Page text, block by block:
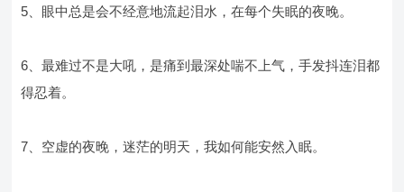
5、眼中总是会不经意地流起泪水，在每个失眠的夜晚。
6、最难过不是大吼，是痛到最深处喘不上气，手发抖连泪都
得忍着。
7、空虚的夜晚，迷茫的明天，我如何能安然入眠。